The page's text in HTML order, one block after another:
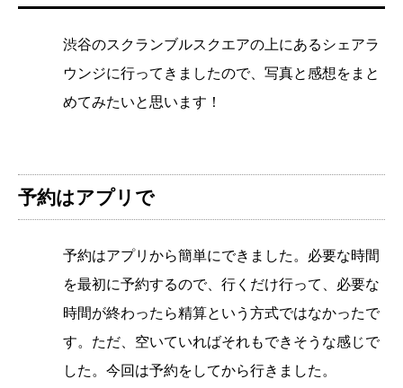
渋谷のスクランブルスクエアの上にあるシェアラ
ウンジに行ってきましたので、写真と感想をまと
めてみたいと思います！
予約はアプリで
予約はアプリから簡単にできました。必要な時間
を最初に予約するので、行くだけ行って、必要な
時間が終わったら精算という方式ではなかったで
す。ただ、空いていればそれもできそうな感じで
した。今回は予約をしてから行きました。